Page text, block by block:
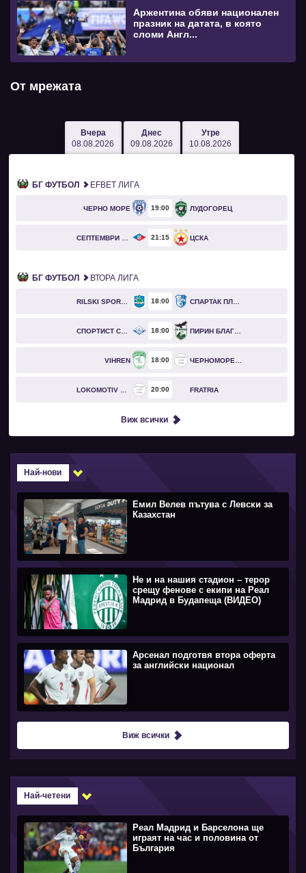
Аржентина обяви национален
празник на датата, в която
сломи Англ...
От мрежата
Вчера
08.08.2026
Днес
09.08.2026
Утре
10.08.2026
БГ ФУТБОЛ EFBET ЛИГА
ЧЕРНО МОРЕ 19 00 ЛУДОГОРЕЦ
21 15 ЦСКА
БГ ФУТБОЛ ВТОРА ЛИГА
RILSKI SPORTIST 18 00 СПАРТАК ПЛЕВЕН
СПОРТИСТ СВОГЕ 18 00 ПИРИН БЛАГОЕВГРАД
VIHREN 18 00
20 00 FRATRIA
Виж всички
Най-нови
Емил Велев пътува с Левски за
Казахстан
Не и на нашия стадион – терор
срещу фенове с екипи на Реал
Мадрид в Будапеща (ВИДЕО)
Арсенал подготвя втора оферта
за английски национал
Виж всички
Най-четени
Реал Мадрид и Барселона ще
играят на час и половина от
България